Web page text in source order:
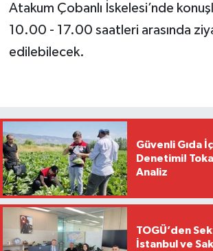
Atakum Çobanlı İskelesi’nde
10.00 - 17.00 saatleri arasında
edilebilecek.
Güvenli Gıda
Denetimi!
Analiz
TOGÜ’den
İstanbul ve